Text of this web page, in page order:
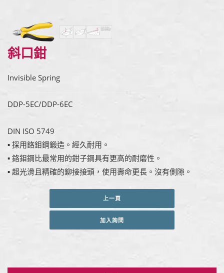
斜口鉗
Invisible Spring
DDP-5EC/DDP-6EC
DIN ISO 5749
▪ 採用鉻鉬鋼鍛造。經久耐用。
▪ 鉻鉬鋼比最常用的鉗子鋼具有更高的耐磨性。
▪ 超光滑且精確的鉚接接頭，使用壽命更長。沒有側隙。
上一頁
加入詢問